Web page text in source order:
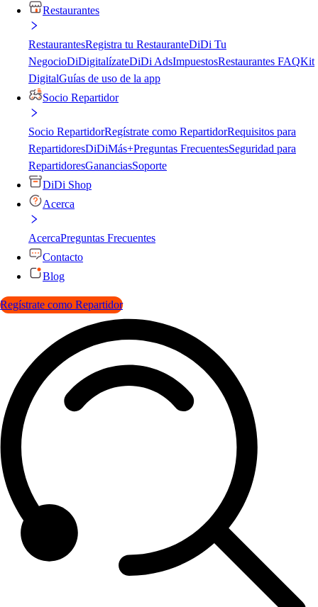
Restaurantes
RestaurantesRegistra tu RestauranteDiDi Tu
NegocioDiDigitalízateDiDi AdsImpuestosRestaurantes FAQKit
DigitalGuías de uso de la app
Socio Repartidor
Socio RepartidorRegístrate como RepartidorRequisitos para
RepartidoresDiDiMás+Preguntas FrecuentesSeguridad para
RepartidoresGananciasSoporte
DiDi Shop
Acerca
AcercaPreguntas Frecuentes
Contacto
Blog
Regístrate como Repartidor